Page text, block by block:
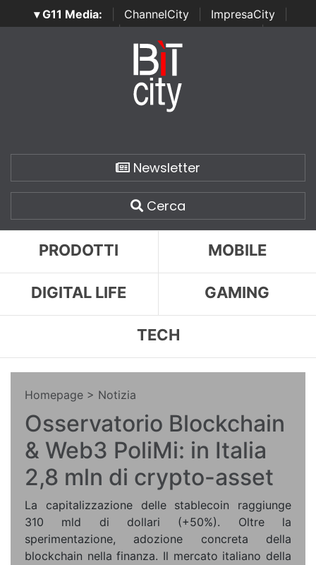
▾ G11 Media: ChannelCity ImpresaCity
SecurityOpenLab | Italian Channel Awards | Italian
Italian Security Awards
Newsletter
Cerca
PRODOTTI MOBILE
DIGITAL LIFE GAMING
TECH
Homepage > Notizia
Osservatorio Blockchain
& Web3 PoliMi: in Italia
2,8 mln di crypto-asset
La capitalizzazione delle stablecoin raggiunge
310 mld di dollari (+50%). Oltre la
sperimentazione, adozione concreta della
blockchain nella finanza. Il mercato italiano della